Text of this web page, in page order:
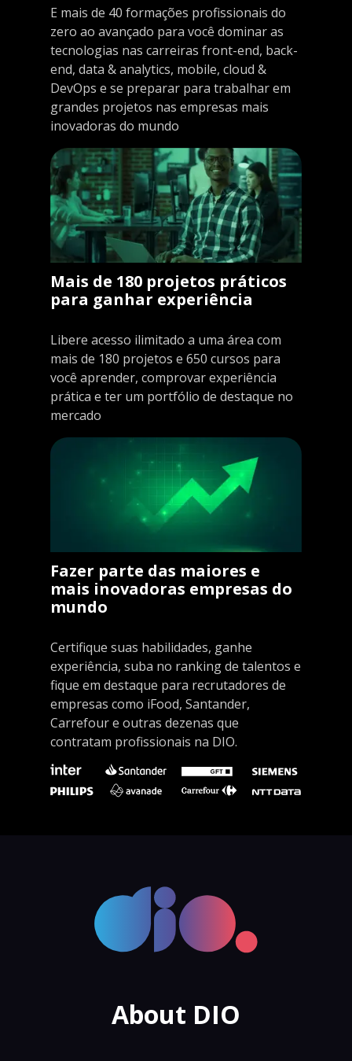
E mais de 40 formações profissionais do
zero ao avançado para você dominar as
tecnologias nas carreiras front-end, back-
end, data & analytics, mobile, cloud &
DevOps e se preparar para trabalhar em
grandes projetos nas empresas mais
inovadoras do mundo
Mais de 180 projetos práticos
para ganhar experiência
Libere acesso ilimitado a uma área com
mais de 180 projetos e 650 cursos para
você aprender, comprovar experiência
prática e ter um portfólio de destaque no
mercado
Fazer parte das maiores e
mais inovadoras empresas do
mundo
Certifique suas habilidades, ganhe
experiência, suba no ranking de talentos e
fique em destaque para recrutadores de
empresas como iFood, Santander,
Carrefour e outras dezenas que
contratam profissionais na DIO.
About DIO